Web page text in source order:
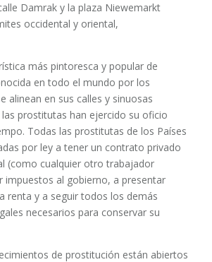
Damrak y la plaza Niewemarkt
occidental y oriental,
más pintoresca y popular de
en todo el mundo por los
alinean en sus calles y sinuosas
prostitutas han ejercido su oficio
Todas las prostitutas de los Países
por ley a tener un contrato privado
(como cualquier otro trabajador
impuestos al gobierno, a presentar
renta y a seguir todos los demás
necesarios para conservar su
de prostitución están abiertos